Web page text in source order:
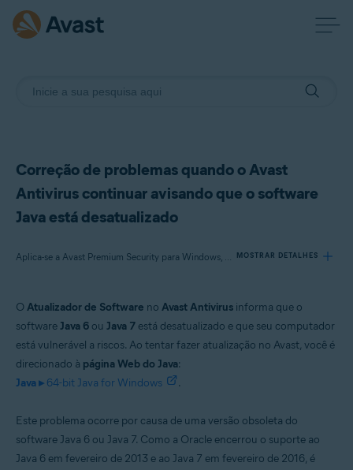
Correção de problemas quando o Avast
Antivirus continuar avisando que o software
Java está desatualizado
Aplica-se a Avast Premium Security para Windows, Avast Free Antivirus para Windows MOSTRAR DETALHES
Avast Free Antivirus 22.x para Windows
Sistemas operacionais:
Microsoft Windows 10 Home / Pro / Enterprise / Education - 32 / 64-bit
Microsoft Windows 8.1 / Pro / Enterprise - 32 / 64-bit
Microsoft Windows 7 Home Basic/Home
O Atualizador de Software no Avast Antivirus informa que o
softwareJava 6 ou Java 7 está desatualizado e que seu computador
está vulnerável a riscos. Ao tentar fazer atualização no Avast, você é
direcionado à página Web do Java:
Java ▸ 64-bit Java for Windows .
Este problema ocorre por causa de uma versão obsoleta do
software Java 6 ou Java 7. Como a Oracle encerrou o suporte ao
Java 6 em fevereiro de 2013 e ao Java 7 em fevereiro de 2016, é